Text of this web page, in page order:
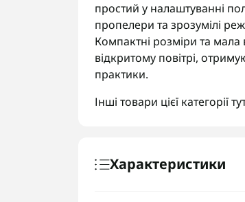
простий у налаштуванні
пропелери та зрозумілі
Компактні розміри та мала
відкритому повітрі,
практики.
Інші товари цієї категорії
Характеристики